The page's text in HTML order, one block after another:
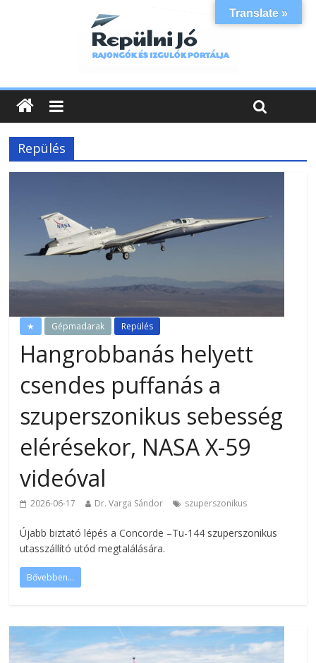
Repülés
★ Gépmadarak Repülés
Hangrobbanás helyett
csendes puffanás a
szuperszonikus sebesség
elérésekor, NASA X-59
videóval
2026-06-17 Dr. Varga Sándor szuperszonikus
Újabb biztató lépés a Concorde –Tu-144 szuperszonikus
utasszállító utód megtalálására.
Bővebben...
Translate »